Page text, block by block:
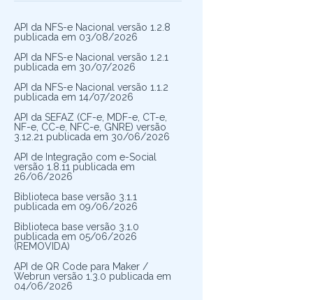
API da NFS-e Nacional versão 1.2.8
publicada em 03/08/2026
API da NFS-e Nacional versão 1.2.1
publicada em 30/07/2026
API da NFS-e Nacional versão 1.1.2
publicada em 14/07/2026
API da SEFAZ (CF-e, MDF-e, CT-e,
NF-e, CC-e, NFC-e, GNRE) versão
3.12.21 publicada em 30/06/2026
API de Integração com e-Social
versão 1.8.11 publicada em
26/06/2026
Biblioteca base versão 3.1.1
publicada em 09/06/2026
Biblioteca base versão 3.1.0
publicada em 05/06/2026
(REMOVIDA)
API de QR Code para Maker /
Webrun versão 1.3.0 publicada em
04/06/2026